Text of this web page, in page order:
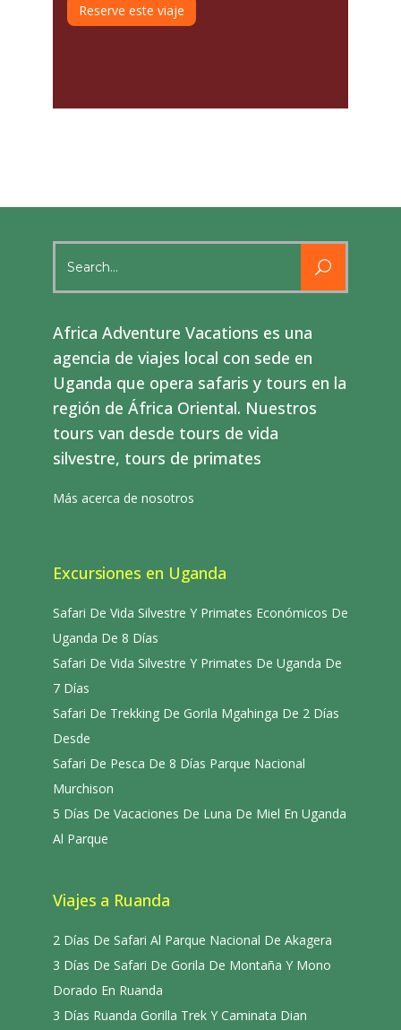
Reserve este viaje
for:
Africa Adventure Vacations es una
agencia de viajes local con sede en
Uganda que opera safaris y tours en la
región de África Oriental. Nuestros
tours van desde tours de vida
silvestre, tours de primates
Más acerca de nosotros
Excursiones en Uganda
Safari De Vida Silvestre Y Primates Económicos De
Uganda De 8 Días
Safari De Vida Silvestre Y Primates De Uganda De
7 Días
Safari De Trekking De Gorila Mgahinga De 2 Días
Desde
Safari De Pesca De 8 Días Parque Nacional
Murchison
5 Días De Vacaciones De Luna De Miel En Uganda
Al Parque
Viajes a Ruanda
2 Días De Safari Al Parque Nacional De Akagera
3 Días De Safari De Gorila De Montaña Y Mono
Dorado En Ruanda
3 Días Ruanda Gorilla Trek Y Caminata Dian